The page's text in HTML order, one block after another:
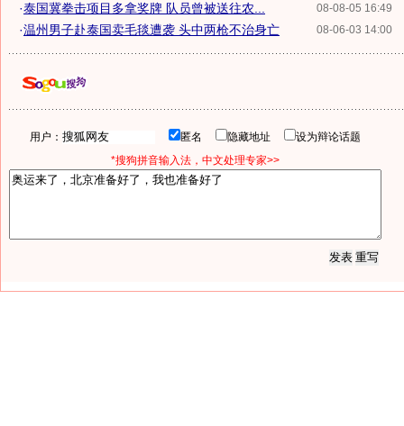
08-08-05 16:49
·泰国冀拳击项目多拿奖牌 队员曾被送往农...
08-06-03 14:00
·温州男子赴泰国卖毛毯遭袭 头中两枪不治身亡
用户： 匿名 隐藏地址
设为辩论话题
*搜狗拼音输入法，中文处理专家>>